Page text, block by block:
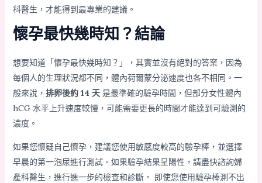
科醫生，才能得到最專業的建議。
懷孕最快幾時知？結論
想要知道「懷孕最快幾時知？」，其實並沒有絕對的答案，因為
每個人的生理狀況都不同，體內荷爾蒙分泌速度也各不相同。一
般來說， 排卵後約 14 天是最準確的驗孕時間，但部分女性體內
hCG 水平上升速度較慢，可能需要更長的時間才能達到可驗測的
濃度。
如果您懷疑自己懷孕，建議您使用敏感度較高的驗孕棒，並選擇
早晨的第一泡尿進行測試。如果驗孕結果呈陽性，請盡快諮詢婦
產科醫生，進行進一步的檢查和診斷。 即使您使用驗孕棒測不出